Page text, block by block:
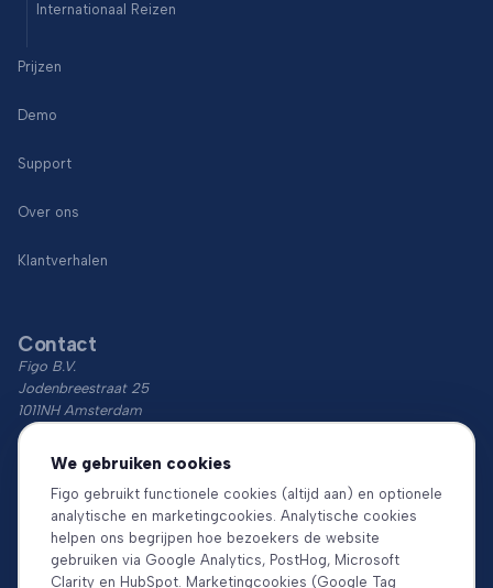
We gebruiken cookies
Figo gebruikt functionele cookies (altijd aan) en optionele
analytische en marketingcookies. Analytische cookies
helpen ons begrijpen hoe bezoekers de website
gebruiken via Google Analytics, PostHog, Microsoft
Clarity en HubSpot. Marketingcookies (Google Tag
Internationaal Reizen
Prijzen
Demo
Support
Over ons
Klantverhalen
Contact
Figo B.V.
Jodenbreestraat 25
1011NH Amsterdam
KvK: 74766759
Download de app